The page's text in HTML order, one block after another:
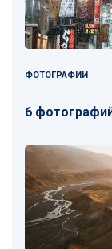
ФОТОГРАФИИ
6